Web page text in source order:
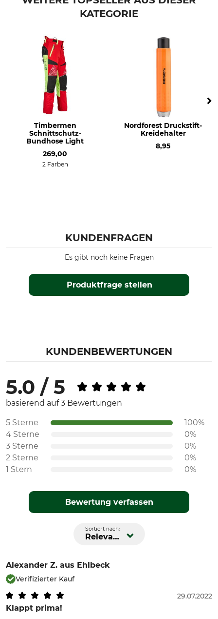
KATEGORIE
Timbermen
Schnittschutz-
Bundhose Light
269,00
2 Farben
Nordforest Druckstift-
Kreidehalter
8,95
KUNDENFRAGEN
Produktfrage stellen
Es gibt noch keine Fragen
KUNDENBEWERTUNGEN
5.0 / 5
basierend auf 3 Bewertungen
5 Sterne
100%
4 Sterne
0%
3 Sterne
0%
2 Sterne
0%
1 Stern
0%
Bewertung verfassen
Sortiert nach:
Relevanz
Alexander Z. aus Ehlbeck
Verifizierter Kauf
Klappt prima!
29.07.2022